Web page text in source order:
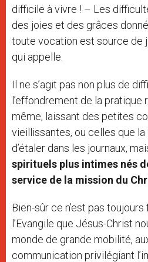
difficile à vivre ! – Les
des joies et des grâces
toute vocation est source de
qui appelle.
Il ne s’agit pas non plus de
l’effondrement de la pratique
même, laissant des petites
vieillissantes, ou celles que la
d’étaler dans les journaux,
spirituels plus intimes nés
service de la mission du
Bien-sûr ce n’est pas
l’Evangile que Jésus-Christ
monde de grande mobilité,
communication privilégiant